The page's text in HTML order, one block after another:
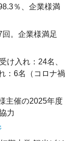
％、企業様満
。企業様満足
け入れ：24名、
：6名（コロナ禍
主催の2025年度
力